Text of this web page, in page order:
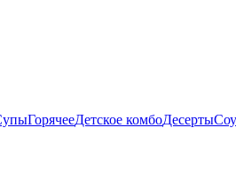
ГорячееДетское комбоДесерты